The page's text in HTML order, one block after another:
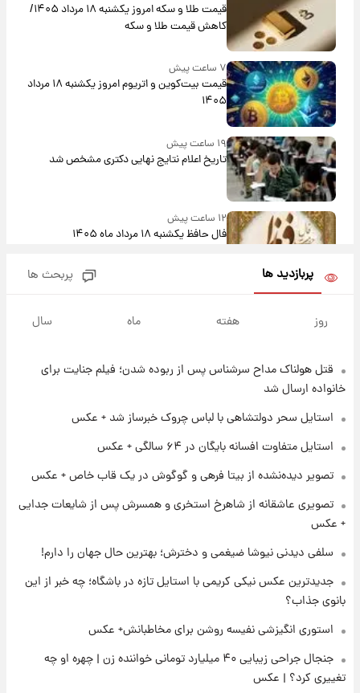
قیمت طلا و سکه امروز یکشنبه ۱۸ مرداد ۱۴۰۵/
کاهش قیمت طلا و سکه
۷ ساعت پیش
قیمت بیت‌کوین و اتریوم امروز یکشنبه ۱۸ مرداد
۱۴۰۵
۱۹ ساعت پیش
تاریخ اعلام نتایج نهایی دکتری مشخص شد
۱۲ ساعت پیش
فال حافظ یکشنبه ۱۸ مرداد ماه ۱۴۰۵
۱۴ ساعت پیش
۲۱ ساعت پیش
جدول
جهانی در آمریکا + فیلم
پربازدید ها پربحث ها
روز هفته ماه سال
قتل هولناک مداح سرشناس پس از ربوده شدن؛ فیلم جنایت برای
خانواده ارسال شد
استایل سحر دولتشاهی با لباس چروک خبرساز شد + عکس
استایل متفاوت افسانه بایگان در ۶۴ سالگی + عکس
تصویر دیده‌نشده از بیتا فرهی و گوگوش در یک قاب خاص + عکس
تصویری عاشقانه از شاهرخ استخری و همسرش پس از شایعات جدایی
+ عکس
سلفی دیدنی نیوشا ضیغمی و دخترش؛ بهترین حال جهان را دارم!
جدیدترین عکس نیکی کریمی با استایل تازه در باشگاه؛ چه خبر از این
بانوی جذاب؟
استوری انگیزشی نفیسه روشن برای مخاطبانش+ عکس
جنجال جراحی زیبایی ۴۰ میلیارد تومانی خواننده زن | چهره او چه
تغییری کرد؟ | عکس